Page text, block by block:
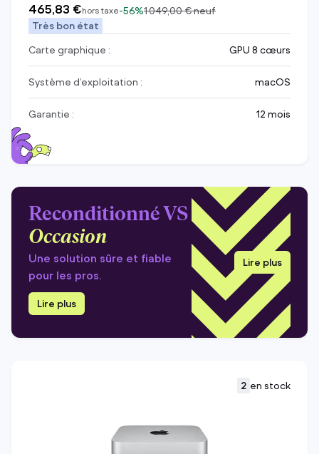
465,83 €hors taxe-56%1 049,00 €neuf
Très bon état
Carte graphique :
GPU 8 cœurs
Système d’exploitation : macOS
Garantie : 12 mois
Reconditionné VS
Occasion
Une solution sûre et fiable
pour les pros.
Lire plus
Lire plus
2 en stock